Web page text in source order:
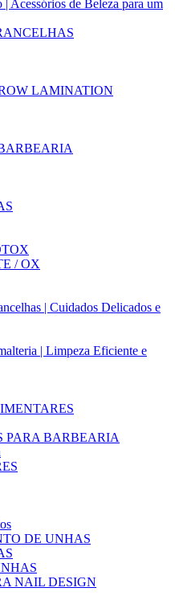
| Acessórios de Beleza para um
LAMINATION
/ OX
| Cuidados Delicados e
| Limpeza Eficiente e
PARA BARBEARIA
DE UNHAS
NAIL DESIGN